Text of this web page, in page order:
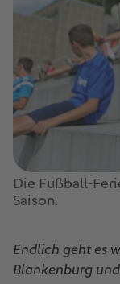
Die Fußball-
Saison.
Endlich geht es
Blankenburg